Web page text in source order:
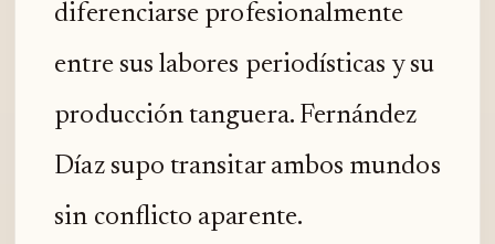
diferenciarse profesionalmente
entre sus labores periodísticas y su
producción tanguera. Fernández
Díaz supo transitar ambos mundos
sin conflicto aparente.